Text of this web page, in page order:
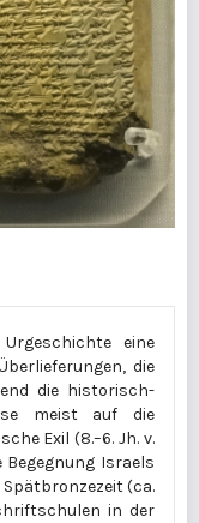
eine
die
die historisch-
meist auf die
Exil (8.–6. Jh. v.
Israels
(ca.
in der